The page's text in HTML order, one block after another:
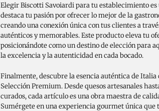
Elegir Biscotti Savoiardi para tu establecimiento es
destaca tu pasión por ofrecer lo mejor de la
creando una conexión única con tus clientes a
auténticos y memorables. Este producto eleva tu
posicionándote como un destino de elección para
la excelencia y la autenticidad en cada bocado.
Finalmente, descubre la esencia auténtica de Italia
Selección Premium. Desde quesos artesanales
curados, cada artículo es una obra maestra de
Sumérgete en una experiencia gourmet única que